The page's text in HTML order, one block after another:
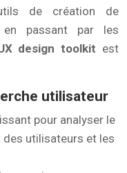
de création de
passant par les
design toolkit est
utilisateur
pour analyser le
utilisateurs et les